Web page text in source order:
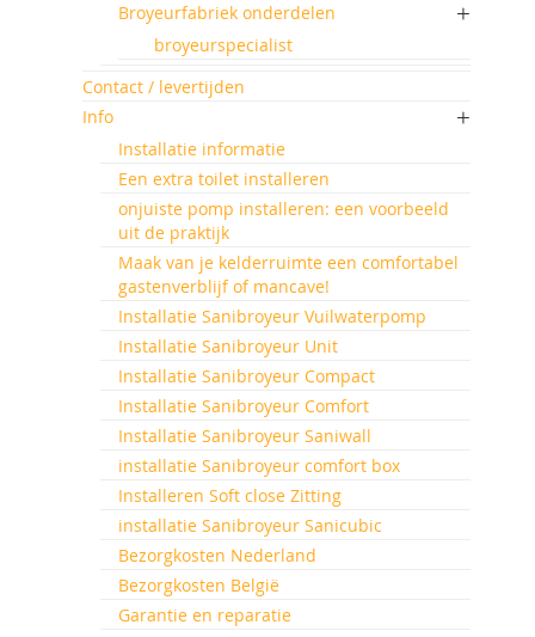
Broyeurfabriek onderdelen
broyeurspecialist
Contact / levertijden
Info
Installatie informatie
Een extra toilet installeren
onjuiste pomp installeren: een voorbeeld
uit de praktijk
Maak van je kelderruimte een comfortabel
gastenverblijf of mancave!
Installatie Sanibroyeur Vuilwaterpomp
Installatie Sanibroyeur Unit
Installatie Sanibroyeur Compact
Installatie Sanibroyeur Comfort
Installatie Sanibroyeur Saniwall
installatie Sanibroyeur comfort box
Installeren Soft close Zitting
installatie Sanibroyeur Sanicubic
Bezorgkosten Nederland
Bezorgkosten België
Garantie en reparatie